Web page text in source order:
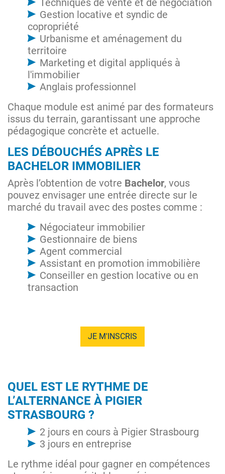
Techniques de vente et de négociation
Gestion locative et syndic de
copropriété
Urbanisme et aménagement du
territoire
Marketing et digital appliqués à
l'immobilier
Anglais professionnel
Chaque module est animé par des formateurs
issus du terrain, garantissant une approche
pédagogique concrète et actuelle.
LES DÉBOUCHÉS APRÈS LE
BACHELOR IMMOBILIER
Après l’obtention de votre Bachelor, vous
pouvez envisager une entrée directe sur le
marché du travail avec des postes comme :
Négociateur immobilier
Gestionnaire de biens
Agent commercial
Assistant en promotion immobilière
Conseiller en gestion locative ou en
transaction
JE M'INSCRIS
QUEL EST LE RYTHME DE
L’ALTERNANCE À PIGIER
STRASBOURG ?
2 jours en cours à Pigier Strasbourg
3 jours en entreprise
Le rythme idéal pour gagner en compétences